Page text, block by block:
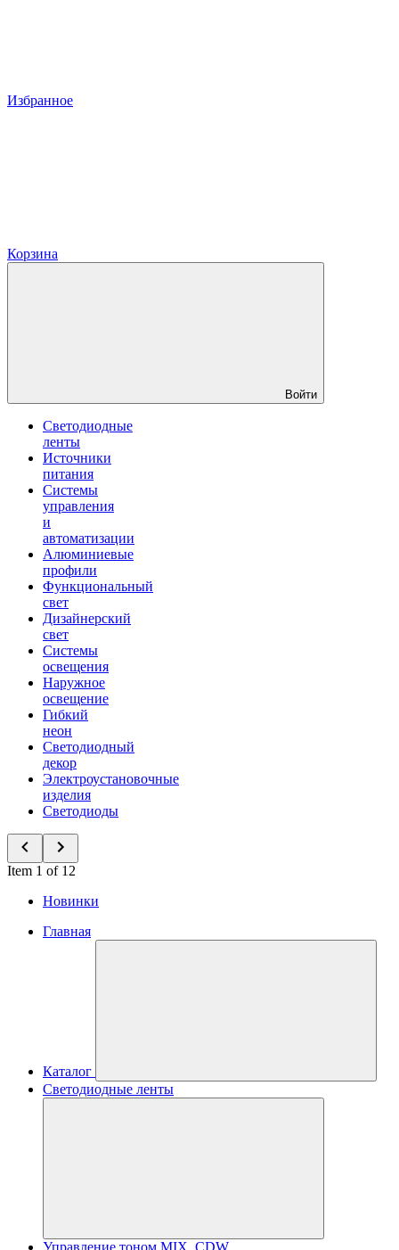
Избранное
Корзина
Войти
Светодиодные
ленты
Источники
питания
Системы
управления
и
автоматизации
Алюминиевые
профили
Функциональный
свет
Дизайнерский
свет
Системы
освещения
Наружное
освещение
Гибкий
неон
Светодиодный
декор
Электроустановочные
изделия
Светодиоды
Item 1 of 12
Новинки
Главная
Каталог
Светодиодные ленты
Управление тоном MIX, CDW